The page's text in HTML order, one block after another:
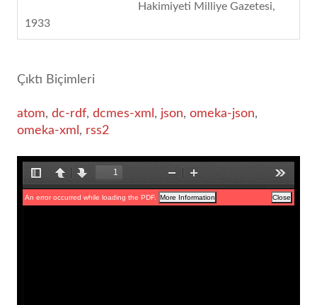
Hakimiyeti Milliye Gazetesi
1933
Çıktı Biçimleri
atom, dc-rdf, dcmes-xml , json, omeka-json,
omeka-xml , rss2